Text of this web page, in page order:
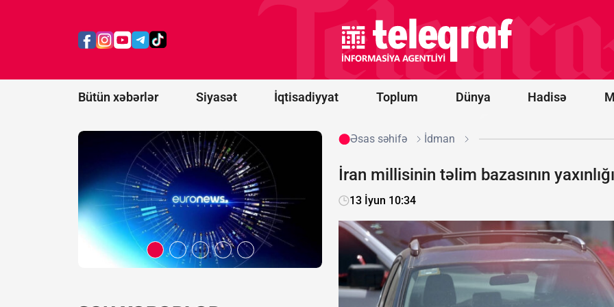
Bütün xəbərlər Siyasət İqtisadiyyat Toplum Dünya Hadisə
ekstremist
əlavə etdi
“Qarabağ”
oyununun
start
heyətləri
Əsas səhifə İdman
İran millisinin təlim bazasının
13 İyun 10:34